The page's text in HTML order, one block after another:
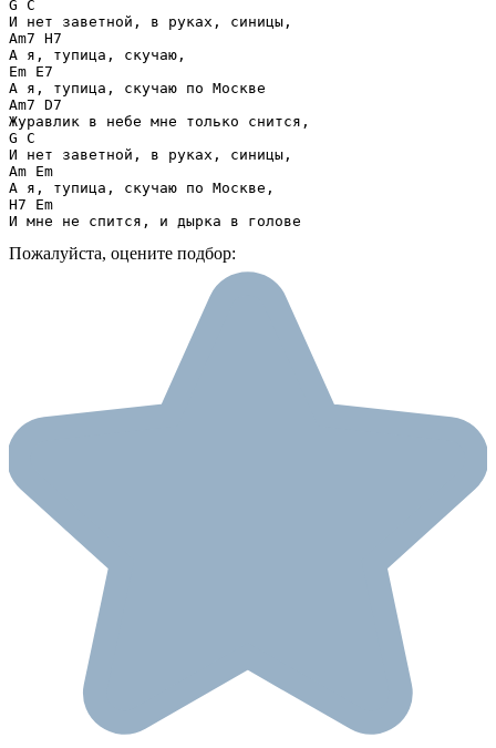
G C
И нет заветной, в руках, синицы,
Am7 H7
А я, тупица, скучаю,
Em E7
А я, тупица, скучаю по Москве
Am7 D7
Журавлик в небе мне только снится,
G C
И нет заветной, в руках, синицы,
Am Em
А я, тупица, скучаю по Москве,
H7 Em
И мне не спится, и дырка в голове
Пожалуйста, оцените подбор: